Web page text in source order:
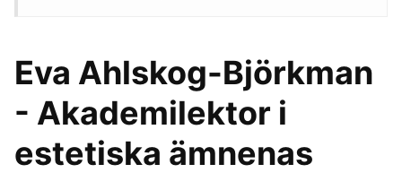
Eva Ahlskog-Björkman
- Akademilektor i
estetiska ämnenas